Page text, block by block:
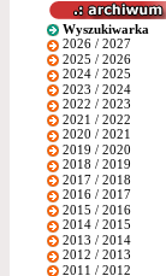
Wyszukiwarka
2026 / 2027
2025 / 2026
2024 / 2025
2023 / 2024
2022 / 2023
2021 / 2022
2020 / 2021
2019 / 2020
2018 / 2019
2017 / 2018
2016 / 2017
2015 / 2016
2014 / 2015
2013 / 2014
2012 / 2013
2011 / 2012